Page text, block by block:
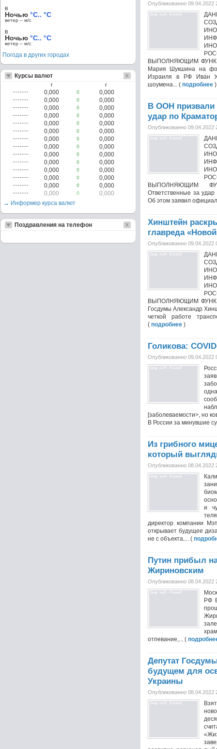
Опубликованно 09.04.2022
ВЫПОЛНЯЮЩИМ
Мария Шукшина на
Израиля в РФ Иван
шоумена... ( подробнее )
В ООН призвали
удар по
Опубликованно 09.04.2022
ВЫПОЛНЯЮЩИМ
Ответственные за
Об этом заявил
Хинштейн
главреда
Опубликованно 09.04.2022
ВЫПОЛНЯЮЩИМ
Госдумы Александр
четкой работе
( подробнее )
Голикова:
Опубликованно 09.04.2022
[заболеваемости>, но
В России за минувшие
Из грибного
который
Опубликованно 08.04.2022
и
директор компании
открывает будущее
не с объекта,... (
Путин прибыл
Жириновским
Опубликованно 08.04.2022
РФ
отпевание,... (
Депутат
будущем для
Украины
Опубликованно 08.04.2022
в
Ночью °C.. °C
ветер – м/c
в
Ночью °C.. °C
ветер – м/c
Погода в других городах
Курсы валют
/ /
0,000 0
0,000
0,000
0
0,000
0,000
0
0,000
0,000
0
0,000
0,000
0
0,000
0,000
0
0,000
0,000
0
0,000
0,000
0
0,000
0,000
0
0,000
0,000
0
0,000
0,000
0
0,000
0,000
0
0,000
0,000
0
0,000
0,000
0
0,000
→ Информер курса валют
Поздравления на телефон